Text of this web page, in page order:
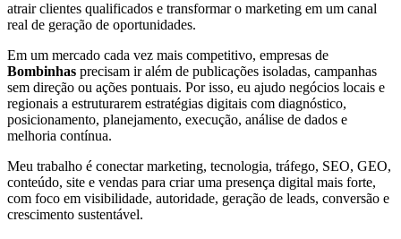
atrair clientes qualificados e transformar o marketing em um canal
real de geração de oportunidades.
Em um mercado cada vez mais competitivo, empresas de
Bombinhas precisam ir além de publicações isoladas, campanhas
sem direção ou ações pontuais. Por isso, eu ajudo negócios locais e
regionais a estruturarem estratégias digitais com diagnóstico,
posicionamento, planejamento, execução, análise de dados e
melhoria contínua.
Meu trabalho é conectar marketing, tecnologia, tráfego, SEO, GEO,
conteúdo, site e vendas para criar uma presença digital mais forte,
com foco em visibilidade, autoridade, geração de leads, conversão e
crescimento sustentável.